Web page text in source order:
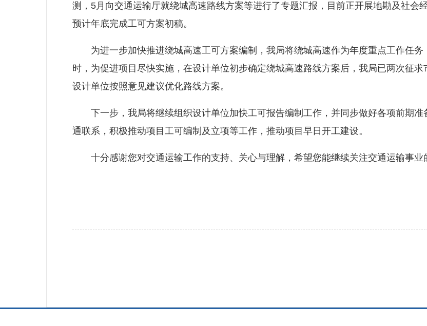
测，5月向交通运输厅就绕城高速路线方案等进行了专题汇报，目前正开展地勘及社会
预计年底完成工可方案初稿。
为进一步加快推进绕城高速工可方案编制，我局将绕城高速作为年度重点工作任务
时，为促进项目尽快实施，在设计单位初步确定绕城高速路线方案后，我局已两次征
设计单位按照意见建议优化路线方案。
下一步，我局将继续组织设计单位加快工可报告编制工作，并同步做好各项前期准
通联系，积极推动项目工可编制及立项等工作，推动项目早日开工建设。
十分感谢您对交通运输工作的支持、关心与理解，希望您能继续关注交通运输事业